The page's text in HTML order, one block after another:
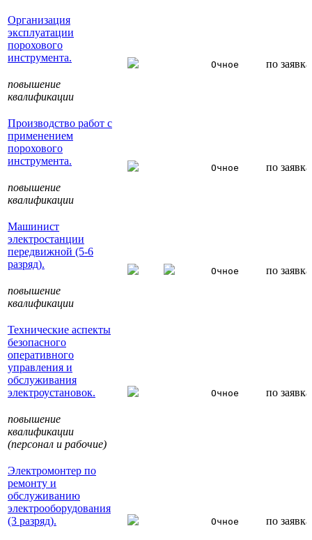
Организация
эксплуатации
порохового
инструмента.
повышение
квалификации
Очное по
Производство работ с
применением
порохового
инструмента.
повышение
квалификации
Очное по
Машинист
электростанции
передвижной (5-6
разряд).
повышение
квалификации
Очное по
Технические аспекты
безопасного
оперативного
управления и
обслуживания
электроустановок.
повышение
квалификации
(персонал и рабочие)
Очное по
Электромонтер по
ремонту и
обслуживанию
электрооборудования
(3 разряд).
Очное по